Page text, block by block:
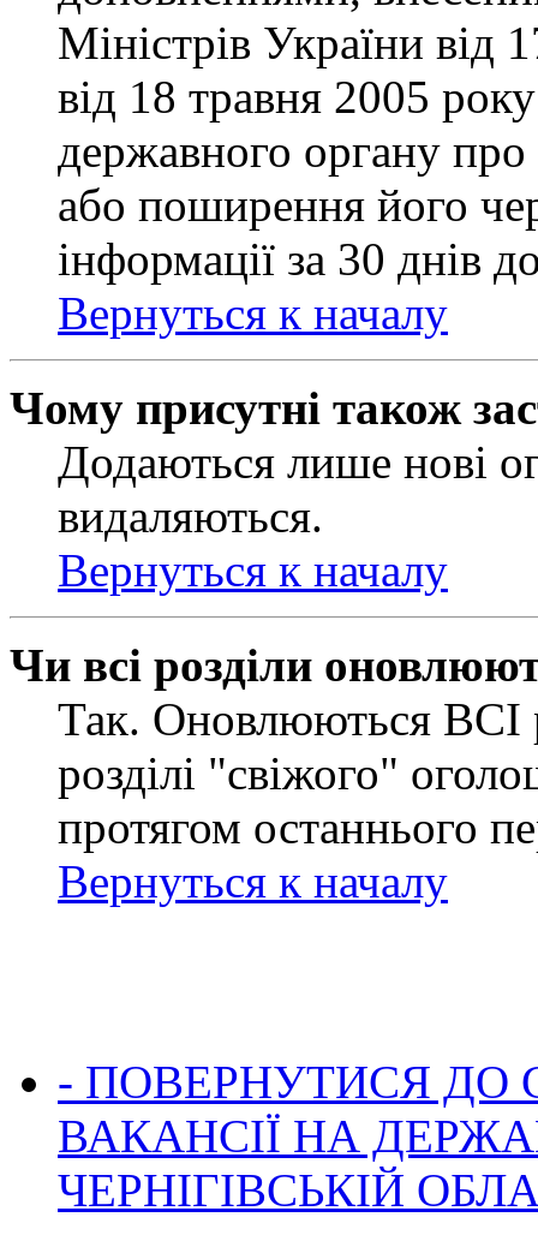
Міністрів України від
від 18 травня 2005
державного органу
або поширення його
інформації за 30 днів
Вернуться к началу
Чому присутні також
Додаються лише нові
видаляються.
Вернуться к началу
Чи всі розділи
Так. Оновлюються ВСІ
розділі "свіжого"
протягом останнього
Вернуться к началу
- ПОВЕРНУТИСЯ ДО
ВАКАНСІЇ НА
ЧЕРНІГІВСЬКІЙ